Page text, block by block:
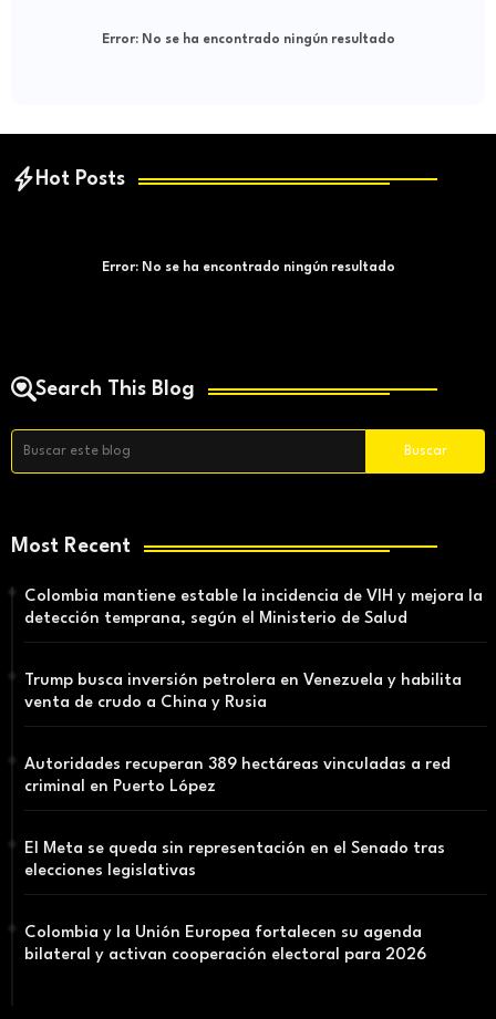
Error:No se ha encontrado ningún resultado
Hot Posts
Error:No se ha encontrado ningún resultado
Search This Blog
Most Recent
Colombia mantiene estable la incidencia de VIH y mejora la
detección temprana, según el Ministerio de Salud
Trump busca inversión petrolera en Venezuela y habilita
venta de crudo a China y Rusia
Autoridades recuperan 389 hectáreas vinculadas a red
criminal en Puerto López
El Meta se queda sin representación en el Senado tras
elecciones legislativas
Colombia y la Unión Europea fortalecen su agenda
bilateral y activan cooperación electoral para 2026